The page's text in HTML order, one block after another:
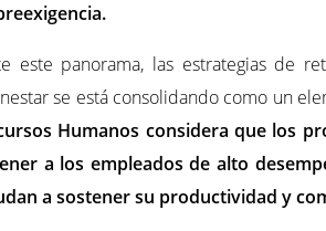
este panorama, las estrategias de
se está consolidando como un
Humanos considera que los
a los empleados de alto
a sostener su productividad y